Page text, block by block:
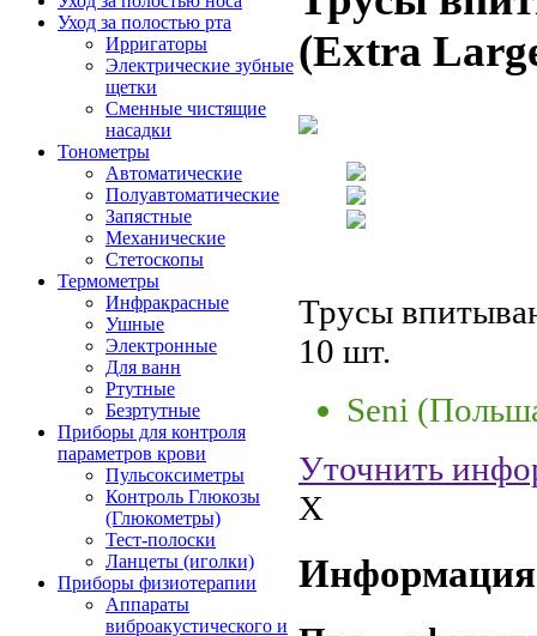
Уход за полостью рта
Ирригаторы
Электрические зубные
щетки
Сменные чистящие
насадки
Тонометры
Автоматические
Полуавтоматические
Запястные
Механические
Стетоскопы
Термометры
Инфракрасные
Ушные
Электронные
Для ванн
Ртутные
Безртутные
Приборы для контроля
параметров крови
Пульсоксиметры
Контроль Глюкозы
(Глюкометры)
Тест-полоски
Ланцеты (иголки)
Приборы физиотерапии
Аппараты
виброакустического и
(Extra
Трусы
10 шт.
Seni
Уточнить
X
Информация